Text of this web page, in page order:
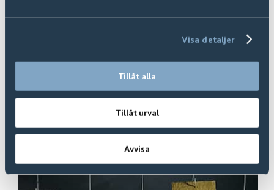
Visa detaljer
Tillåt alla
Tillåt urval
Avvisa